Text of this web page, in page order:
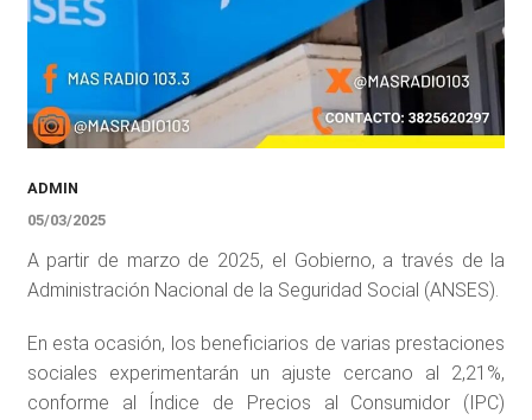
ADMIN
05/03/2025
A partir de marzo de 2025, el Gobierno, a través de la
Administración Nacional de la Seguridad Social (ANSES).
En esta ocasión, los beneficiarios de varias prestaciones
sociales experimentarán un ajuste cercano al 2,21%,
conforme al Índice de Precios al Consumidor (IPC)